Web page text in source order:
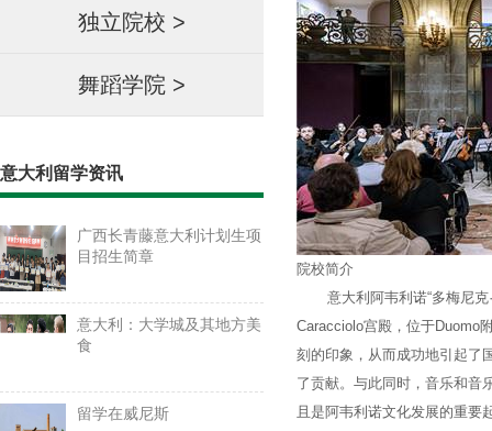
独立院校 >
舞蹈学院 >
意大利留学资讯
广西长青藤意大利计划生项
目招生简章
意大利：大学城及其地方美
食
留学在威尼斯
院校简介
意大利阿韦利诺“多梅尼
Caracciolo宫殿，位于Duomo
刻的印象，从而成功地引起了
了贡献。与此同时，音乐和音
且是阿韦利诺文化发展的重要